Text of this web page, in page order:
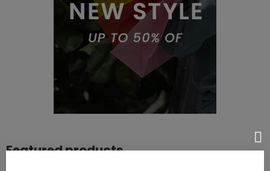
Featured products